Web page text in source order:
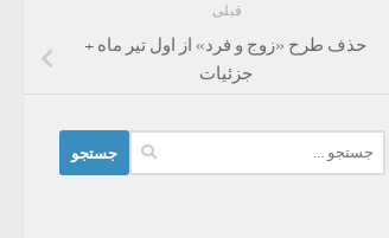
قبلی
حذف طرح «زوج و فرد» از اول تیر ماه +
جزئیات
برای: